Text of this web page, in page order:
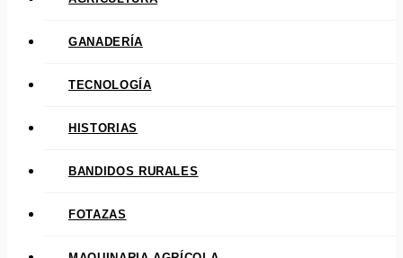
GANADERÍA
TECNOLOGÍA
HISTORIAS
BANDIDOS RURALES
FOTAZAS